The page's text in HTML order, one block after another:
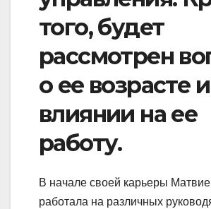
того, будет
рассмотрен
о ее возрасте
влиянии на ее
работу.
В начале своей карьеры
работала на различных